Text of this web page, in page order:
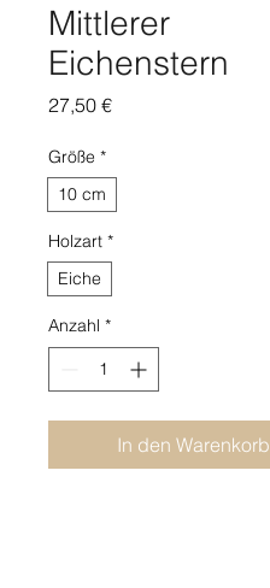
Mittlerer
Eichenstern
27,50 €Preis
Größe *
10 cm
Holzart *
Eiche
Anzahl *
In den Warenkorb